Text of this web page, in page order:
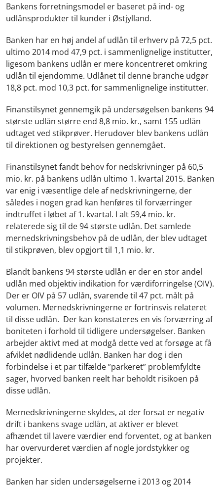
Bankens forretningsmodel er baseret på ind- og
udlånsprodukter til kunder i Østjylland.
Banken har en høj andel af udlån til erhverv på 72,5 pct.
ultimo 2014 mod 47,9 pct. i sammenlignelige institutter,
ligesom bankens udlån er mere koncentreret omkring
udlån til ejendomme. Udlånet til denne branche udgør
18,8 pct. mod 10,3 pct. for sammenlignelige institutter.
Finanstilsynet gennemgik på undersøgelsen bankens 94
største udlån større end 8,8 mio. kr., samt 155 udlån
udtaget ved stikprøver. Herudover blev bankens udlån
til direktionen og bestyrelsen gennemgået.
Finanstilsynet fandt behov for nedskrivninger på 60,5
mio. kr. på bankens udlån ultimo 1. kvartal 2015. Banken
var enig i væsentlige dele af nedskrivningerne, der
således i nogen grad kan henføres til forværringer
indtruffet i løbet af 1. kvartal. I alt 59,4 mio. kr.
relaterede sig til de 94 største udlån. Det samlede
mernedskrivningsbehov på de udlån, der blev udtaget
til stikprøven, blev opgjort til 1,1 mio. kr.
Blandt bankens 94 største udlån er der en stor andel
udlån med objektiv indikation for værdiforringelse (OIV).
Der er OIV på 57 udlån, svarende til 47 pct. målt på
volumen. Mernedskrivningerne er fortrinsvis relateret
til disse udlån. Der kan konstateres en vis forværring af
boniteten i forhold til tidligere undersøgelser. Banken
arbejder aktivt med at modgå dette ved at forsøge at få
afviklet nødlidende udlån. Banken har dog i den
forbindelse i et par tilfælde ”parkeret” problemfyldte
sager, hvorved banken reelt har beholdt risikoen på
disse udlån.
Mernedskrivningerne skyldes, at der forsat er negativ
drift i bankens svage udlån, at aktiver er blevet
afhændet til lavere værdier end forventet, og at banken
har overvurderet værdien af nogle jordstykker og
projekter.
Banken har siden undersøgelserne i 2013 og 2014